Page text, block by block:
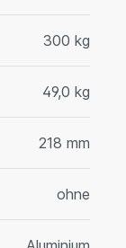
300 kg
49,0 kg
218 mm
ohne